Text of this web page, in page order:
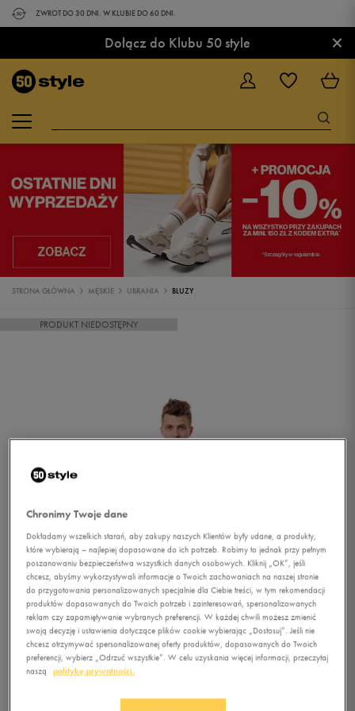
ZWROT DO 30 DNI. W KLUBIE DO 60 DNI.
Dołącz do Klubu 50 style ×
STRONA GŁÓWNA MĘSKIE UBRANIA BLUZY
PRODUKT NIEDOSTĘPNY
1/5
Chronimy Twoje dane
Dokładamy wszelkich starań, aby zakupy naszych Klientów były udane, a produkty,
które wybierają – najlepiej dopasowane do ich potrzeb. Robimy to jednak przy pełnym
poszanowaniu bezpieczeństwa wszystkich danych osobowych. Kliknij „OK”, jeśli
chcesz, abyśmy wykorzystywali informacje o Twoich zachowaniach na naszej stronie
do przygotowania personalizowanych specjalnie dla Ciebie treści, w tym rekomendacji
produktów dopasowanych do Twoich potrzeb i zainteresowań, spersonalizowanych
reklam czy zapamiętywanie wybranych preferencji. W każdej chwili możesz zmienić
swoją decyzję i ustawienia dotyczące plików cookie wybierając „Dostosuj”. Jeśli nie
chcesz otrzymywać spersonalizowanej oferty produktów, dopasowanych do Twoich
preferencji, wybierz „Odrzuć wszystkie”. W celu uzyskania więcej informacji, przeczytaj
naszą
politykę prywatności.